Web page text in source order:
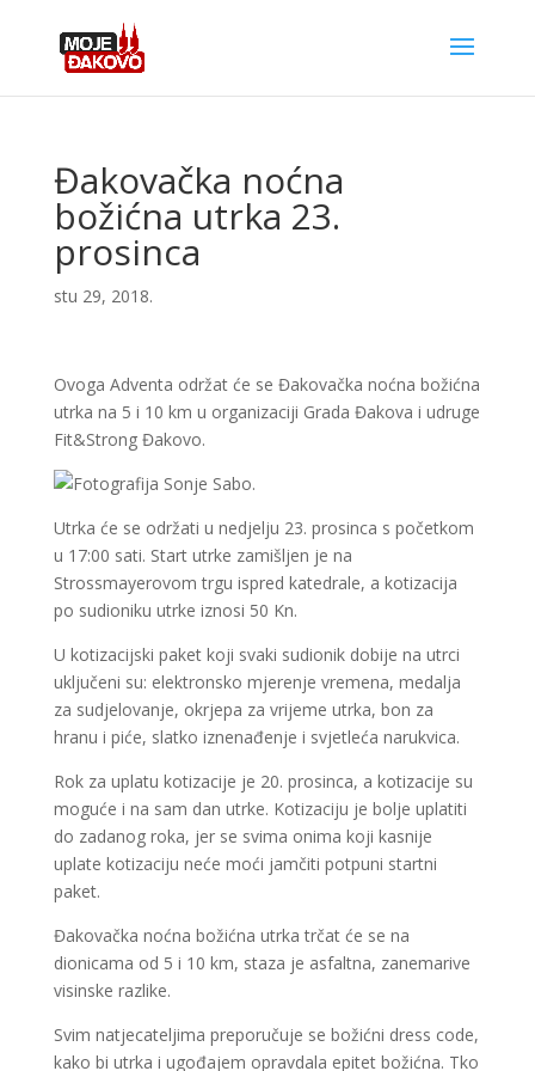
Đakovačka noćna
božićna utrka 23.
prosinca
stu 29, 2018.
Ovoga Adventa održat će se Đakovačka noćna božićna
utrka na 5 i 10 km u organizaciji Grada Đakova i udruge
Fit&Strong Đakovo.
Utrka će se održati u nedjelju 23. prosinca s početkom
u 17:00 sati. Start utrke zamišljen je na
Strossmayerovom trgu ispred katedrale, a kotizacija
po sudioniku utrke iznosi 50 Kn.
U kotizacijski paket koji svaki sudionik dobije na utrci
uključeni su: elektronsko mjerenje vremena, medalja
za sudjelovanje, okrjepa za vrijeme utrka, bon za
hranu i piće, slatko iznenađenje i svjetleća narukvica.
Rok za uplatu kotizacije je 20. prosinca, a kotizacije su
moguće i na sam dan utrke. Kotizaciju je bolje uplatiti
do zadanog roka, jer se svima onima koji kasnije
uplate kotizaciju neće moći jamčiti potpuni startni
paket.
Đakovačka noćna božićna utrka trčat će se na
dionicama od 5 i 10 km, staza je asfaltna, zanemarive
visinske razlike.
Svim natjecateljima preporučuje se božićni dress code,
kako bi utrka i ugođajem opravdala epitet božićna. Tko